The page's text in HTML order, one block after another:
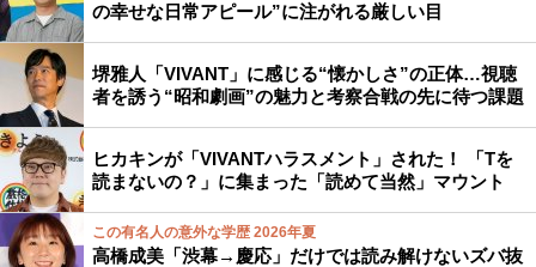
の幸せな日常アピール”に注がれる厳しい目
堺雅人「VIVANT」に感じる“懐かしさ”の正体…視聴
者を誘う“昭和劇画”の魅力と考察合戦の先に待つ課題
ヒカキンが「VIVANTハラスメント」された！ 「Tを
読まないの？」に集まった「読めて当然」マウント
この有名人の意外な学歴 2026年夏
高橋成美「渋幕→慶応」だけでは読み解けないズバ抜